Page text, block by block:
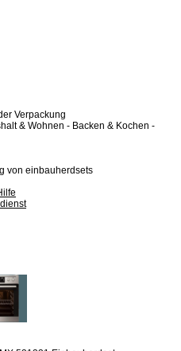
Verpackung
& Wohnen - Backen & Kochen -
von einbauherdsets